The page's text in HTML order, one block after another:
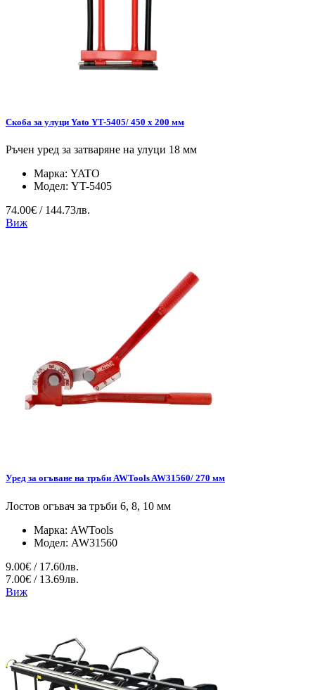
Скоба за улуци Yato YT-5405/ 450 x 200 мм
Ръчен уред за затваряне на улуци 18 мм
Марка: YATO
Модел: YT-5405
74.00€ / 144.73лв.
Виж
Уред за огъване на тръби AWTools AW31560/ 270 мм
Лостов огъвач за тръби 6, 8, 10 мм
Марка: AWTools
Модел: AW31560
9.00€ / 17.60лв.
7.00€ / 13.69лв.
Виж